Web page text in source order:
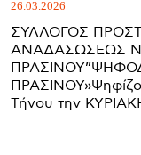
26.03.2026
ΣΥΛΛΟΓΟΣ
ΑΝΑΔΑΣΩΣΕΩΣ